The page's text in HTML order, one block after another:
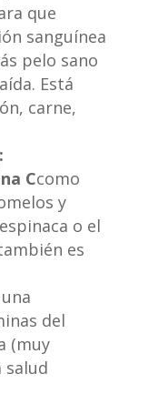
que
sanguínea
pelo sano
Está
carne,
Ccomo
y
o el
es
del
(muy